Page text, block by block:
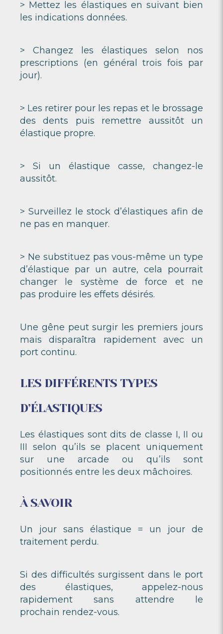
> Mettez les élastiques en suivant bien
les indications données.
> Changez les élastiques selon nos
prescriptions (en général trois fois par
jour).
> Les retirer pour les repas et le brossage
des dents puis remettre aussitôt un
élastique propre.
> Si un élastique casse, changez-le
aussitôt.
> Surveillez le stock d’élastiques afin de
ne pas en manquer.
> Ne substituez pas vous-même un type
d’élastique par un autre, cela pourrait
changer le système de force et ne
pas produire les effets désirés.
Une gêne peut surgir les premiers jours
mais disparaîtra rapidement avec un
port continu.
LES DIFFÉRENTS TYPES
D’ÉLASTIQUES
Les élastiques sont dits de classe I, II ou
III selon qu’ils se placent uniquement
sur une arcade ou qu’ils sont
positionnésentre les deux mâchoires.
À SAVOIR
Un jour sans élastique = un jour de
traitement perdu.
Si des difficultés surgissent dans le port
des élastiques, appelez-nous
rapidement sans attendre le
prochain rendez-vous.